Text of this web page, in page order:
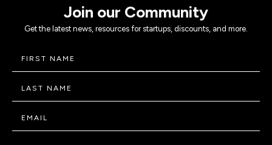
Join our Community
Get the latest news, resources for startups, discounts, and more.